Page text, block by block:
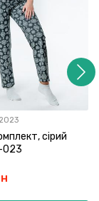
сірий
023